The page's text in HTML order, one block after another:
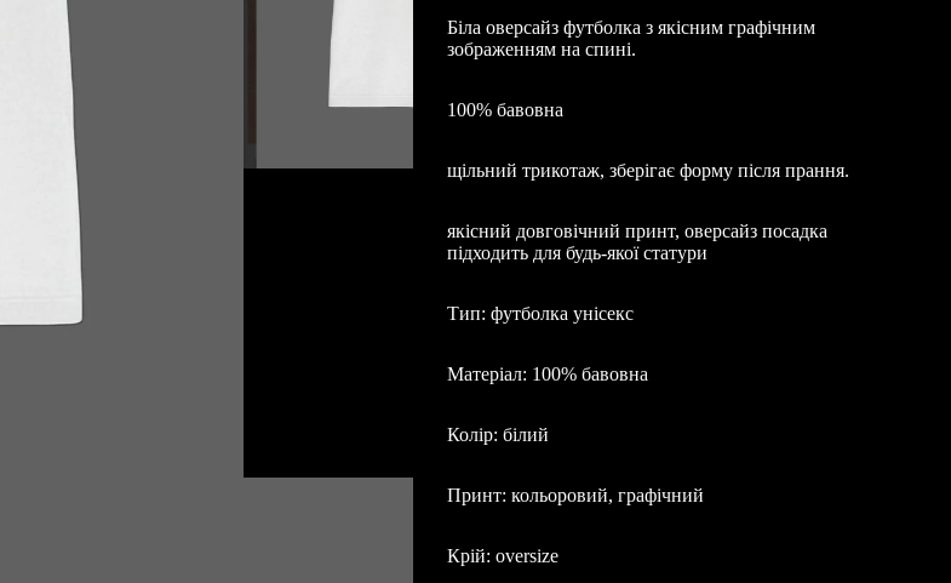
Біла оверсайз футболка з якісним графічним
зображенням на спині.
100% бавовна
щільний трикотаж, зберігає форму після прання.
якісний довговічний принт, оверсайз посадка
підходить для будь-якої статури
Тип: футболка унісекс
Матеріал: 100% бавовна
Колір: білий
Принт: кольоровий, графічний
Крій: oversize